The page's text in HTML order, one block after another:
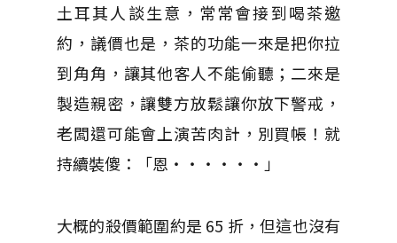
土耳其人談生意，常常會接到喝茶邀
約，議價也是，茶的功能一來是把你拉
到角角，讓其他客人不能偷聽；二來是
製造親密，讓雙方放鬆讓你放下警戒，
老闆還可能會上演苦肉計，別買帳！就
持續裝傻：「恩‧‧‧‧‧‧」
大概的殺價範圍約是 65 折，但這也沒有